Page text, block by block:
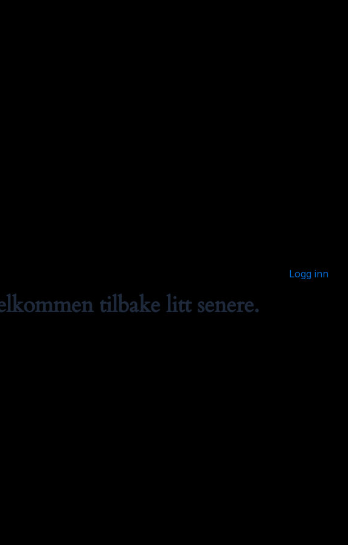
Logg inn
tilbake litt senere.